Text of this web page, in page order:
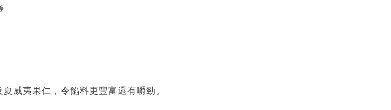
威夷果仁，令餡料更豐富還有嚼勁。